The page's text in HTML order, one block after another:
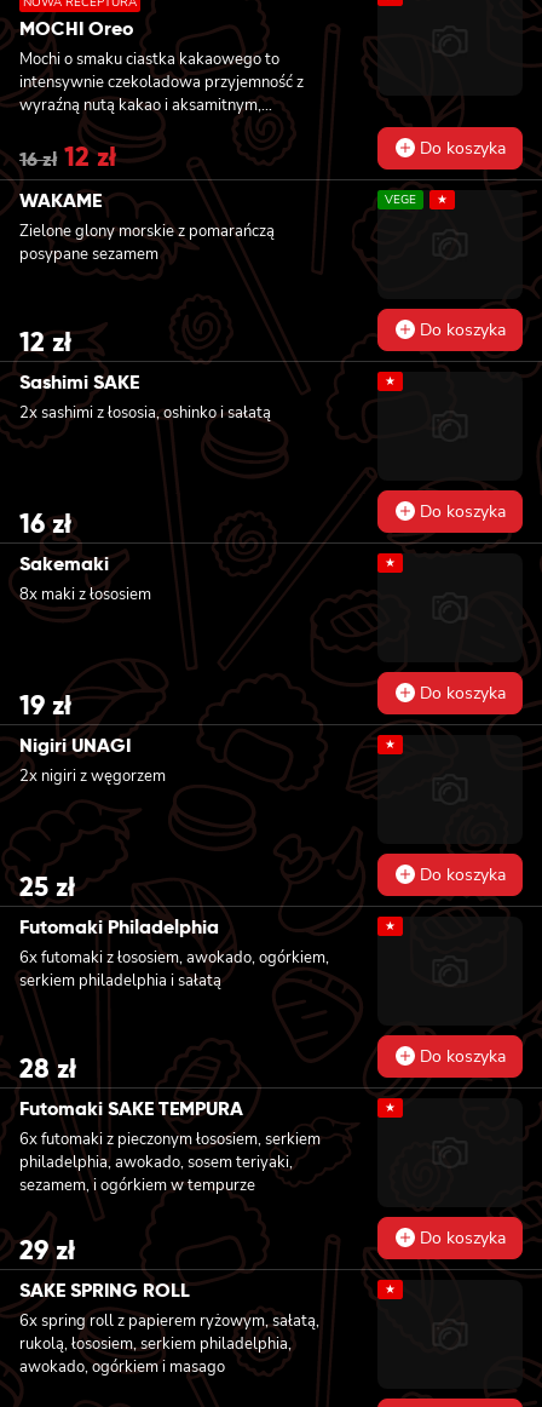
sezamem, 8x california z krewetką w
tempurze, awokado i lekko pikantnym
majonezem, owinięta krewetką, polana
słodko-pikantnym sosem i posypana
kolendrą
MOCHI Oreo
Mochi o smaku ciastka kakaowego to
intensywnie czekoladowa przyjemność z
wyraźną nutą kakao i aksamitnym,
waniliowym nadzieniem przypominającym
klasyczne kremowe ciasteczka. Delikatna
ryżowa otoczka dodaje im ciekawej tekstury i
sprawia, że każdy kęs łączy w sobie chłód,
miękkość i głęboki smak deseru. Idealne dla
fanów kontrastów: ciemne kakao i jasny krem
w harmonijnej, lodowej formie.
16zł Original
price
was:
16 zł.
12złCurrent
price
is:
12 zł.
Do koszyka
WAKAME
Zielone glony morskie z pomarańczą
posypane sezamem
VEGE ★
12zł Do koszyka
Sashimi SAKE
2x sashimi z łososia, oshinko i sałatą
★
16zł Do koszyka
Sakemaki
8x maki z łososiem
★
19 zł Do koszyka
Nigiri UNAGI
2x nigiri z węgorzem
★
25 zł Do koszyka
Futomaki Philadelphia
6x futomaki z łososiem, awokado, ogórkiem,
serkiem philadelphia i sałatą
★
28zł Do koszyka
Futomaki SAKE TEMPURA
6x futomaki z pieczonym łososiem, serkiem
philadelphia, awokado, sosem teriyaki,
sezamem, i ogórkiem w tempurze
★
29zł Do koszyka
SAKE SPRING ROLL
6x spring roll z papierem ryżowym, sałatą,
rukolą, łososiem, serkiem philadelphia,
awokado, ogórkiem i masago
★